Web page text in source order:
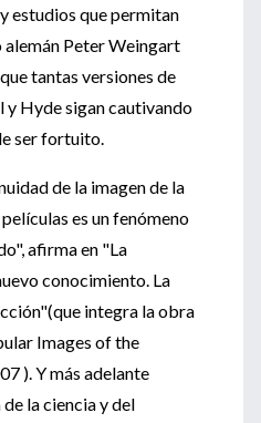
estudios que permitan
Peter Weingart
tantas versiones de
y Hyde sigan cautivando
ser fortuito.
de la imagen de la
es un fenómeno
afirma en "La
conocimiento. La
integra la obra
Images of the
). Y más adelante
la ciencia y del